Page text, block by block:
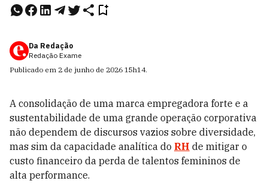
Da Redação
Redação Exame
Publicado em 2 de junho de 2026 15h14.
A consolidação de uma marca empregadora forte e a
sustentabilidade de uma grande operação corporativa
não dependem de discursos vazios sobre diversidade,
mas sim da capacidade analítica do RH de mitigar o
custo financeiro da perda de talentos femininos de
alta performance.